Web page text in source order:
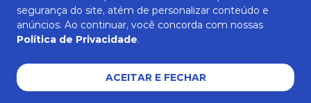
ZANEPAN 2022 | CNPJ: 04.319.228/0001-08 | AVENIDA MAURO MIRANDA
29309-712
segurança do site, atém de personalizar conteúdo e
anúncios. Ao continuar, você concorda com nossas
Política de Privacidade.
ACEITAR E FECHAR